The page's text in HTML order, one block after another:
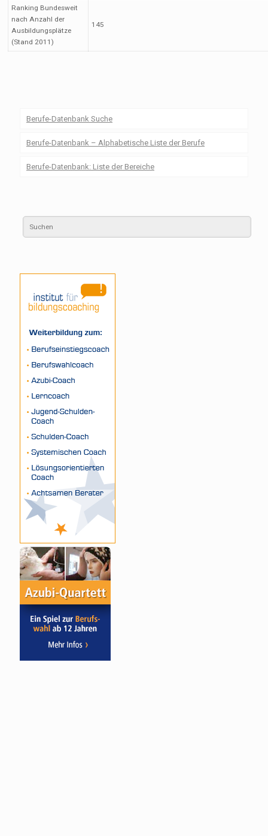
Ranking Bundesweit
nach Anzahl der
Ausbildungsplätze
(Stand 2011)
145
Berufe-Datenbank Suche
Berufe-Datenbank – Alphabetische Liste der Berufe
Berufe-Datenbank: Liste der Bereiche